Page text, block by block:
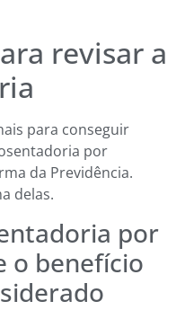
revisar a
para conseguir
por
da Previdência.
delas.
por
o benefício